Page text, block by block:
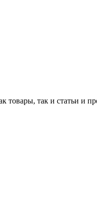
товары, так и статьи и